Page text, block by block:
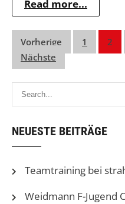
Read more...
der
Beiträge
Vorherige 1 2
Nächste
NEUESTE BEITRÄGE
Teamtraining bei
Weidmann F-Jugend